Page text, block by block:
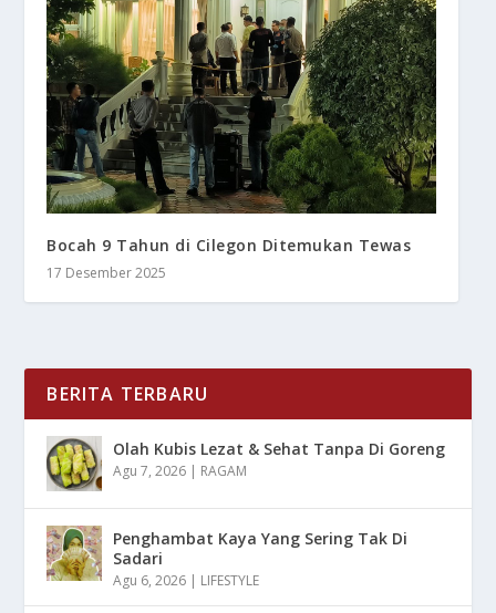
Bocah 9 Tahun di Cilegon Ditemukan Tewas
17 Desember 2025
BERITA TERBARU
Olah Kubis Lezat & Sehat Tanpa Di Goreng
Agu 7, 2026 | RAGAM
Penghambat Kaya Yang Sering Tak Di
Sadari
Agu 6, 2026 | LIFESTYLE